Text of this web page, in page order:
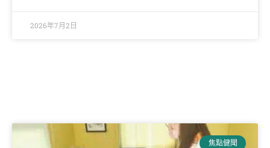
2026年7月2日
焦點健聞